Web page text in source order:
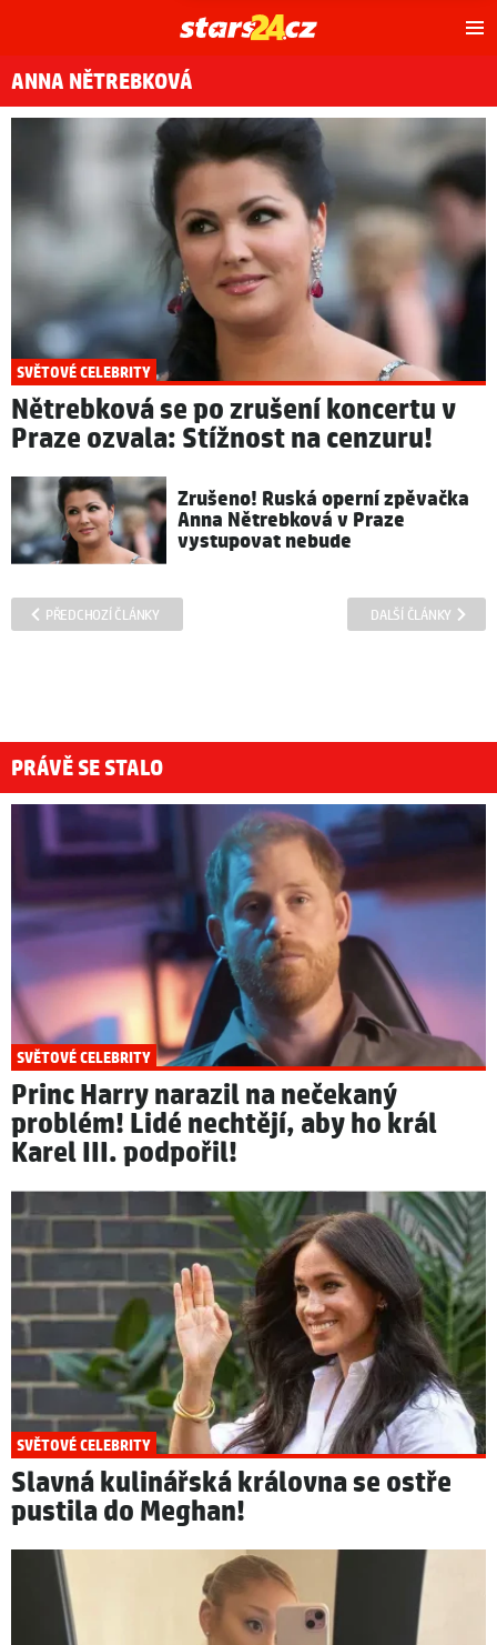
ANNA NĚTREBKOVÁ
SVĚTOVÉ CELEBRITY
Nětrebková se po zrušení koncertu v
Praze ozvala: Stížnost na cenzuru!
Zrušeno! Ruská operní zpěvačka
Anna Nětrebková v Praze
vystupovat nebude
PŘEDCHOZÍ ČLÁNKY DALŠÍ ČLÁNKY
PRÁVĚ SE STALO
SVĚTOVÉ CELEBRITY
Princ Harry narazil na nečekaný
problém! Lidé nechtějí, aby ho král
Karel III. podpořil!
SVĚTOVÉ CELEBRITY
Slavná kulinářská královna se ostře
pustila do Meghan!